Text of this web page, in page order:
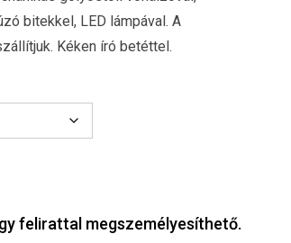
bitekkel, LED lámpával. A
Kéken író betéttel.
felirattal megszemélyesíthető.